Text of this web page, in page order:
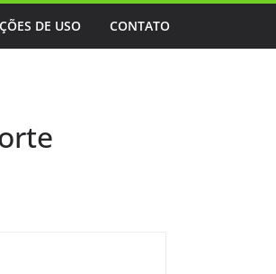
DE USO CONTATO